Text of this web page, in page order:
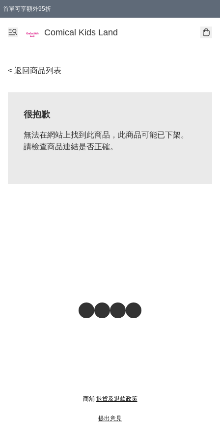
首單可享額外95折
Comical Kids Land
< 返回商品列表
很抱歉
無法在網站上找到此商品，此商品可能已下架。
請檢查商品連結是否正確。
商舖 退貨及退款政策
提出意見